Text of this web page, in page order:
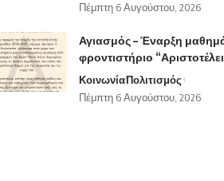
Πέμπτη 6 Αυγούστου, 2026
Αγιασμός – Έναρξη
φροντιστήριο
ΚοινωνίαΠολιτισμός
Πέμπτη 6 Αυγούστου, 2026